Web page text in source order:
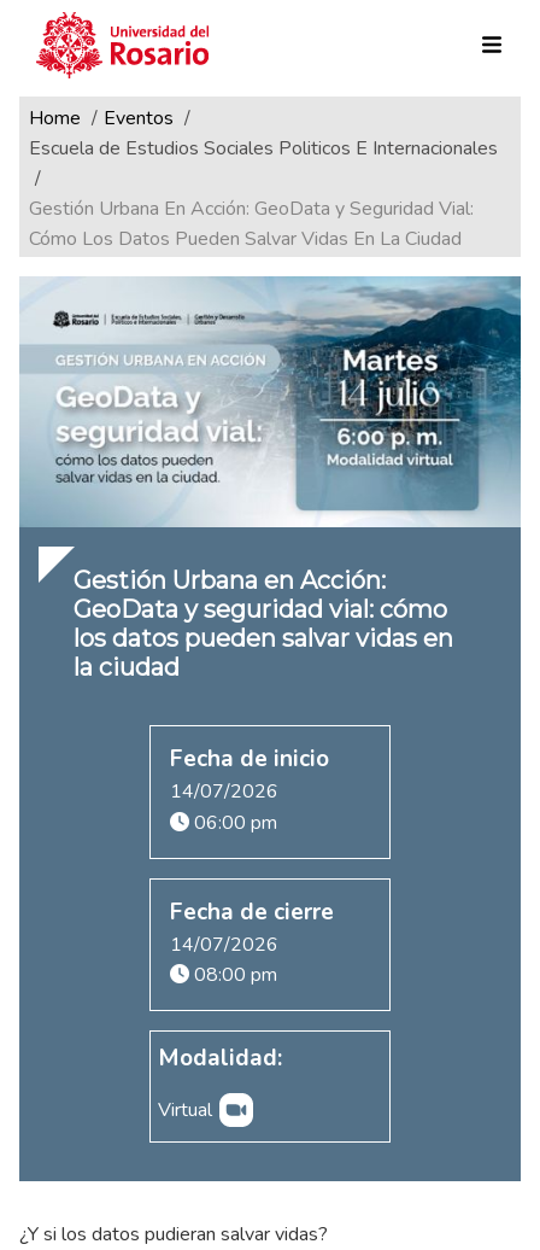
Pasar al contenido principal
Ruta de navegación
Home
Eventos
Escuela de Estudios Sociales Politicos E Internacionales
Gestión Urbana En Acción: GeoData y Seguridad Vial:
Cómo Los Datos Pueden Salvar Vidas En La Ciudad
Gestión Urbana en Acción:
GeoData y seguridad vial: cómo
los datos pueden salvar vidas en
la ciudad
Fecha de inicio
14/07/2026
06:00 pm
Fecha de cierre
14/07/2026
08:00 pm
Modalidad:
Virtual
¿Y si los datos pudieran salvar vidas?